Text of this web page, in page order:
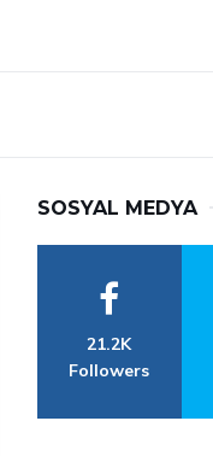
SOSYAL MEDYA
21.2K
Followers